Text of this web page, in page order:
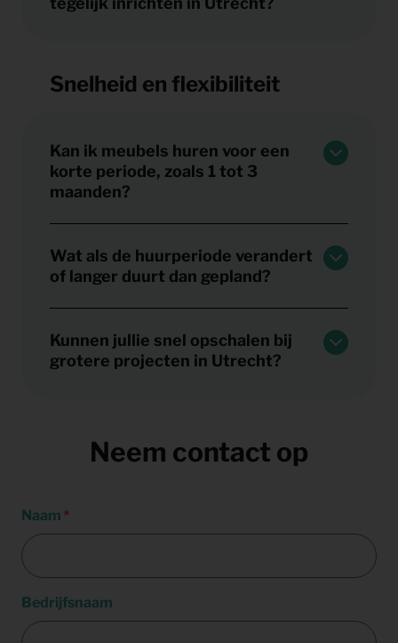
Snelheid en flexibiliteit
Kan ik meubels huren voor een
korte periode, zoals 1 tot 3
maanden?
Wat als de huurperiode verandert
of langer duurt dan gepland?
Kunnen jullie snel opschalen bij
grotere projecten in Utrecht?
Neem contact op
Naam
Bedrijfsnaam